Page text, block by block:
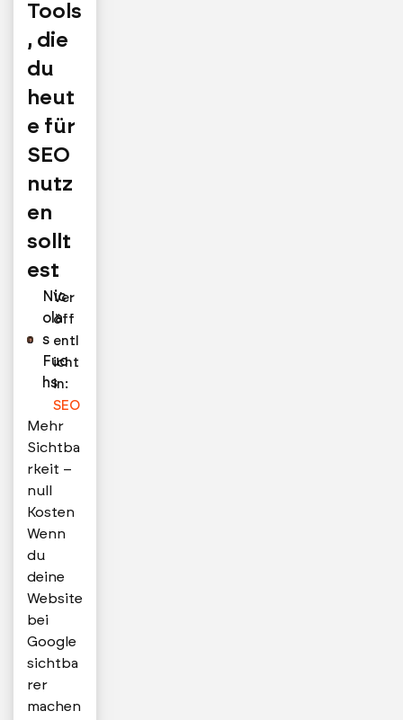
Tools
, die
du
heut
e für
SEO
nutz
en
sollt
est
Nic
ola
s
Fuc
hs
Ver
öff
entl
icht
in:
SEO
Mehr
Sichtba
rkeit –
null
Kosten
Wenn
du
deine
Website
bei
Google
sichtba
rer
machen